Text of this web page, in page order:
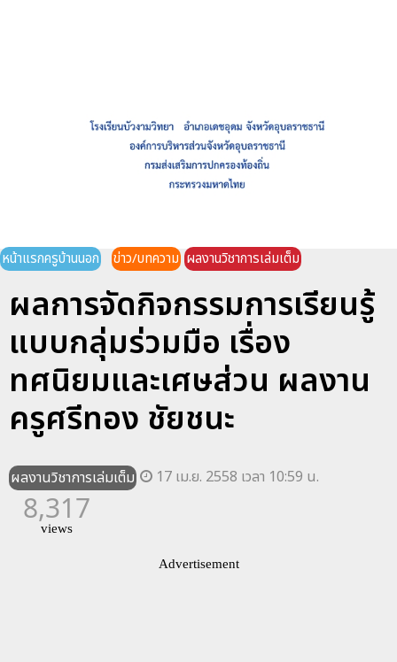
หน้าแรกครูบ้านนอก ข่าว/บทความ ผลงานวิชาการเล่มเต็ม
ผลการจัดกิจกรรมการเรียนรู้
แบบกลุ่มร่วมมือ เรื่อง
ทศนิยมและเศษส่วน ผลงาน
ครูศรีทอง ชัยชนะ
ผลงานวิชาการเล่มเต็ม 17 เม.ย. 2558 เวลา 10:59 น.
8,317
views
Advertisement